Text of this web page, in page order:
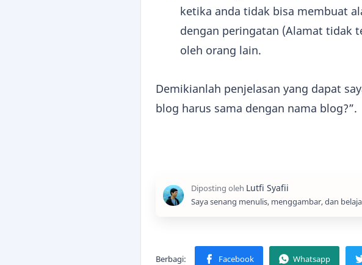
ketika anda tidak bisa membuat
dengan peringatan (Alamat tidak
oleh orang lain.
Demikianlah penjelasan yang dapat
blog harus sama dengan nama blog?”.
Saya senang menulis, menggambar, dan